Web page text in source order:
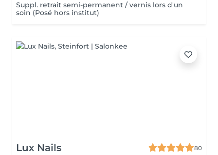
Suppl. retrait semi-permanent / vernis lors d'un
soin (Posé hors institut)
Lux Nails
80